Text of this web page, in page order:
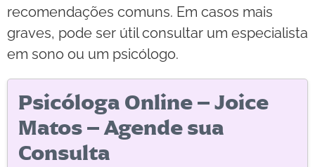
recomendações comuns. Em casos mais
graves, pode ser útil consultar um especialista
em sono ou um psicólogo.
Psicóloga Online – Joice
Matos – Agende sua
Consulta